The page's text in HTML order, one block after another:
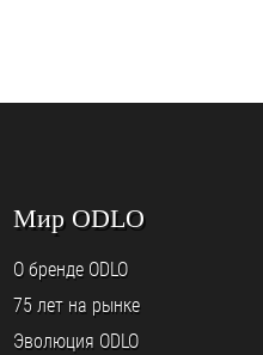
Мир ODLO
О бренде ODLO
75 лет на рынке
Эволюция ODLO